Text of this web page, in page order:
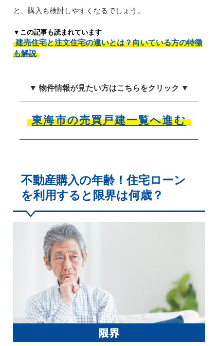
と、購入も検討しやすくなるでしょう。
▼この記事も読まれています
建売住宅と注文住宅の違いとは？向いている方の特徴
も解説
▼ 物件情報が見たい方はこちらをクリック ▼
東海市の売買戸建一覧へ進む
不動産購入の年齢！住宅ローン
を利用すると限界は何歳？